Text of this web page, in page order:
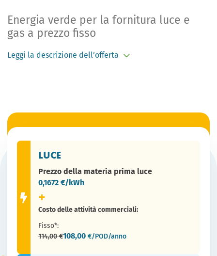
Energia verde per la fornitura luce e
gas a prezzo fisso
Leggi la descrizione dell’offerta
protegge dalle oscillazioni di mercato e protegge anche
il Pianeta, grazie all’emissione in rete di energia
elettrica certificata rinnovabile e al gas naturale
associato all’acquisto di certificati VERs (Voluntary
Emission Reductions) che finanziano progetti di
Scegli un’offerta che dura due anni. Oggi
Ecologica Pro
ha il
anni,garantendoti
sostenibilitàdi Accendi.
Prezzo bloccato per due anni.
LUCE
Prezzo della materia prima luce
0,1672 €/kWh
Costo delle attività commerciali:
Fisso*:
114,00 €108,00 €/POD/anno